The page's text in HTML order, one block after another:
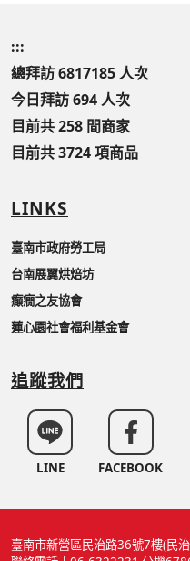
:::
總拜訪 6817185 人次
今日拜訪 694 人次
目前共 258 間商家
目前共 3724 項商品
LINKS
臺南市政府勞工局
台南展翼烘焙坊
癲癇之友協會
蓮心園社會福利基金會
追蹤我們
LINE FACEBOOK
臺南市新營區民治路36號7樓(民